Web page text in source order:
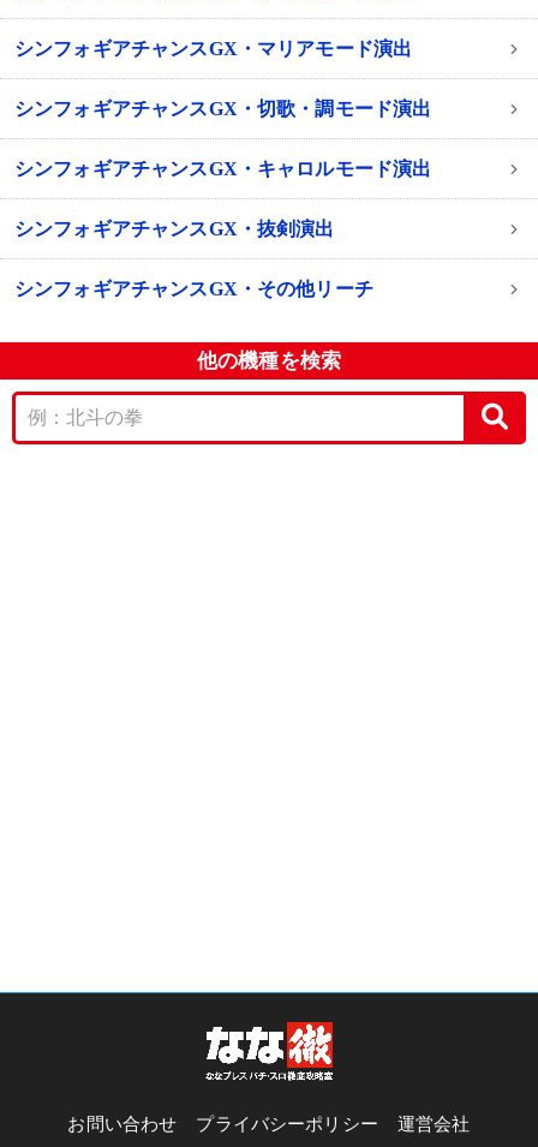
シンフォギアチャンスGX・マリアモード演出
シンフォギアチャンスGX・切歌・調モード演出
シンフォギアチャンスGX・キャロルモード演出
シンフォギアチャンスGX・抜剣演出
シンフォギアチャンスGX・その他リーチ
他の機種を検索
お問い合わせ プライバシーポリシー 運営会社